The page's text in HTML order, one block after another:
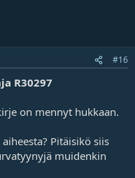
#16
R30297
on mennyt hukkaan.
Pitäisikö siis
muidenkin